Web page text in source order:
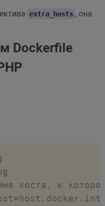
extra_hosts , она
Dockerfile
хоста, к